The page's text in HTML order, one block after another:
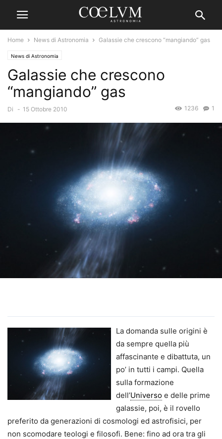
Home News di Astronomia Galassie che crescono “mangiando” gas
News di Astronomia
Galassie che crescono
“mangiando” gas
Di - 15 Ottobre 2010 1
1236
La domanda sulle origini è
da sempre quella più
affascinante e dibattuta, un
po’ in tutti i campi. Quella
sulla formazione
dell’Universo e delle prime
galassie, poi, è il rovello
preferito da generazioni di cosmologi ed astrofisici, per
non scomodare teologi e filosofi. Bene: fino ad ora tra gli